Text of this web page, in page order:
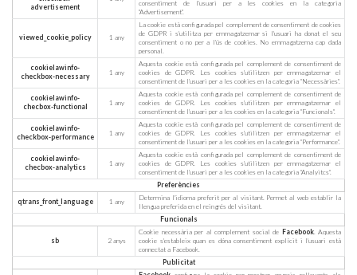
advertisement
consentiment de l'usuari per a les cookies en la categoria
"Advertisement".
viewed_cookie_policy 1 any
La cookie està configurada pel complement de consentiment de cookies
de GDPR i s'utilitza per emmagatzemar si l'usuari ha donat el seu
consentiment o no per a l'ús de cookies. No emmagatzema cap dada
personal.
cookielawinfo-
checkbox-necessary
1 any
Aquesta cookie està configurada pel complement de consentiment de
cookies de GDPR. Les cookies s'utilitzen per emmagatzemar el
consentiment de l'usuari per a les cookies en la categoria "Necessàries".
cookielawinfo-
checbox-functional
1 any
Aquesta cookie està configurada pel complement de consentiment de
cookies de GDPR. Les cookies s'utilitzen per emmagatzemar el
consentiment de l'usuari per a les cookies en la categoria "Funcionals".
cookielawinfo-
checkbox-performance
1 any
Aquesta cookie està configurada pel complement de consentiment de
cookies de GDPR. Les cookies s'utilitzen per emmagatzemar el
consentiment de l'usuari per a les cookies en la categoria "Performance".
cookielawinfo-
checbox-analytics
1 any
Aquesta cookie està configurada pel complement de consentiment de
cookies de GDPR. Les cookies s'utilitzen per emmagatzemar el
consentiment de l'usuari per a les cookies en la categoria "Analyitcs".
Preferències
qtrans_front_language 1 any
Determina l'idioma preferit per al visitant. Permet al web establir la
llengua preferida en el reingrés del visitant.
Funcionals
sb 2 anys
Cookie necessària per al complement social de Facebook. Aquesta
cookie s'estableix quan es dóna consentiment explícit i l'usuari està
connectat a Facebook.
Publicitat